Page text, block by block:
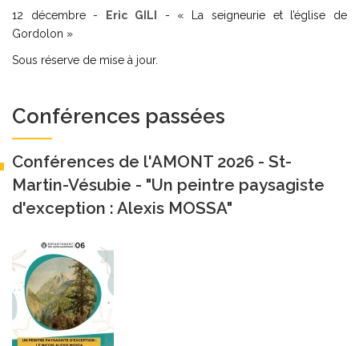
12 décembre - Eric GILI
- « La seigneurie et l’église de
Gordolon »
Sous réserve de mise à jour.
Conférences passées
Conférences de l'AMONT 2026 - St-
Martin-Vésubie - "Un peintre paysagiste
d'exception : Alexis MOSSA"